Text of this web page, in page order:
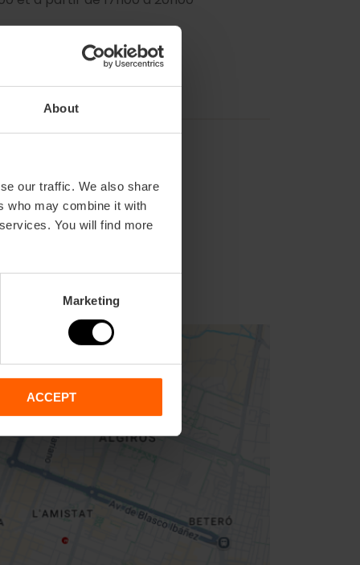
About
our traffic. We also share
who may combine it with
You will find more
Marketing
ACCEPT
28,31,